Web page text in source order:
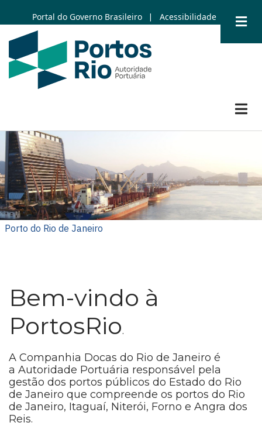
to
main
content
Portal do Governo Brasileiro | Acessibilidade
Porto do Rio de Janeiro
Porto do Rio de Janeiro
Porto de Itaguaí
Porto de Itaguaí
Porto de Niterói
Porto de Angra dos Reis
Bem-vindo à
PortosRio.
A Companhia Docas do Rio de Janeiro é
a Autoridade Portuária responsável pela
gestão dos portos públicos do Estado do Rio
de Janeiro que compreende os portos do Rio
de Janeiro, Itaguaí, Niterói, Forno e Angra dos
Reis.